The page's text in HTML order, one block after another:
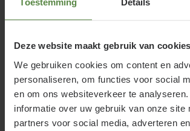
Toestemming Details
Deze website maakt gebruik van cookies
We gebruiken cookies om content en
personaliseren, om functies voor social
en om ons websiteverkeer te
informatie over uw gebruik van onze site
partners voor social media, adverteren
plant wordt ongeveer 40 cm hoog.
verliest in de late herfst zijn bladeren.
wortelstokken kunnen zich onder de
snel verspreiden.